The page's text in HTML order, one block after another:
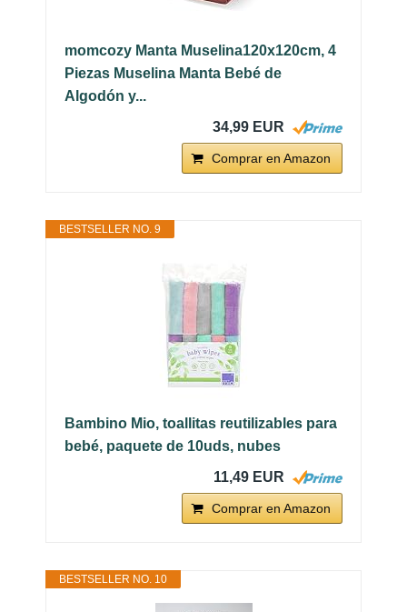
momcozy Manta Muselina120x120cm, 4
Piezas Muselina Manta Bebé de
Algodón y...
34,99 EUR
Comprar en Amazon
BESTSELLER NO. 9
Bambino Mio, toallitas reutilizables para
bebé, paquete de 10uds, nubes
11,49 EUR
Comprar en Amazon
BESTSELLER NO. 10